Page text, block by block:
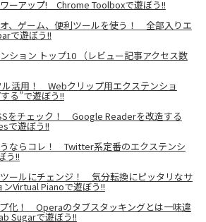
ーアップ! Chrome Toolboxで遊ぼう!!
、ゲーム、便利ツールを使う！ 全部入りエ
で遊ぼう!!
ション トップ10 （レビュー記事アクセス数
活用！ Webクリップ用エクステンショ
る”で遊ぼう!!
をチェック！ Google Readerを改造する
で遊ぼう!!
ならコレ！ Twitter系定番のエクステンシ
う!!
ールにチェンジ！ 気分転換にピッタリなサ
Virtual Pianoで遊ぼう!!
化！ Operaのタブスタッキングとは一味違
Sugarで遊ぼう!!